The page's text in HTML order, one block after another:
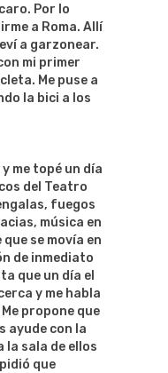
Por lo
a Roma. Allí
a garzonear.
mi primer
Me puse a
la bici a los
me topé un día
del Teatro
fuegos
música en
se movía en
de inmediato
que un día el
y me habla
propone que
ayude con la
la sala de ellos
que